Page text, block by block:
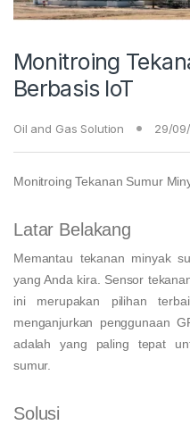
Monitroing
Berbasis IoT
Oil and Gas Solution 29/
Monitroing Tekanan Sumur
Latar Belakang
Memantau tekanan minyak
yang Anda kira. Sensor
ini merupakan pilihan
menganjurkan penggunaan
adalah yang paling tepat
sumur.
Solusi